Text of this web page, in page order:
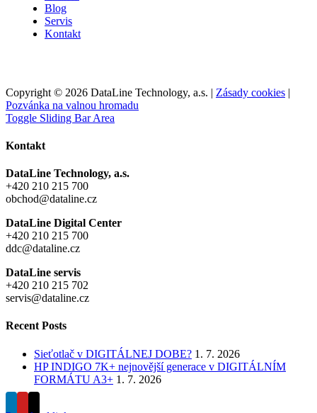
Blog
Servis
Kontakt
Copyright © 2026 DataLine Technology, a.s. | Zásady cookies |
Pozvánka na valnou hromadu
Toggle Sliding Bar Area
Kontakt
DataLine Technology, a.s.
+420 210 215 700
obchod@dataline.cz
DataLine Digital Center
+420 210 215 700
ddc@dataline.cz
DataLine servis
+420 210 215 702
servis@dataline.cz
Recent Posts
Sieťotlač v DIGITÁLNEJ DOBE? 1. 7. 2026
HP INDIGO 7K+ nejnovější generace v DIGITÁLNÍM
FORMÁTU A3+ 1. 7. 2026